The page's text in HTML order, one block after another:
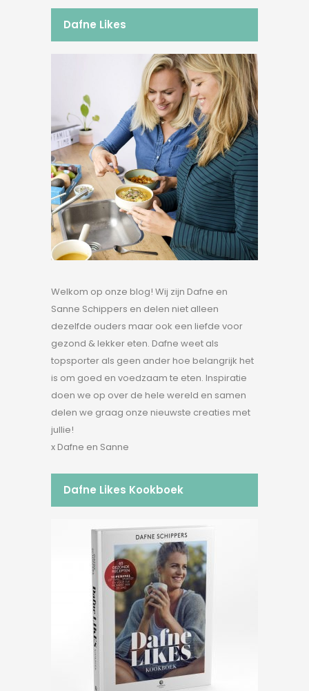
Dafne Likes
Welkom op onze blog! Wij zijn Dafne en
Sanne Schippers en delen niet alleen
dezelfde ouders maar ook een liefde voor
gezond & lekker eten. Dafne weet als
topsporter als geen ander hoe belangrijk het
is om goed en voedzaam te eten. Inspiratie
doen we op over de hele wereld en samen
delen we graag onze nieuwste creaties met
jullie!
x Dafne en Sanne
Dafne Likes Kookboek